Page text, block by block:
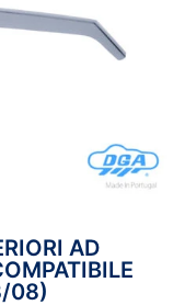
AD
08)
IL